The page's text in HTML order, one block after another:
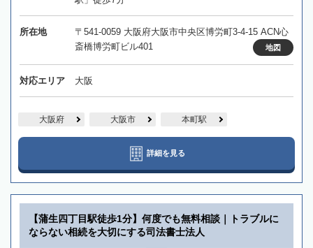
所在地
〒541-0059 大阪府大阪市中央区博労町3-4-15 ACN心
斎橋博労町ビル401
地図
対応エリア 大阪
大阪府 大阪市 本町駅
詳細を見る
【蒲生四丁目駅徒歩1分】何度でも無料相談｜トラブルに
ならない相続を大切にする司法書士法人